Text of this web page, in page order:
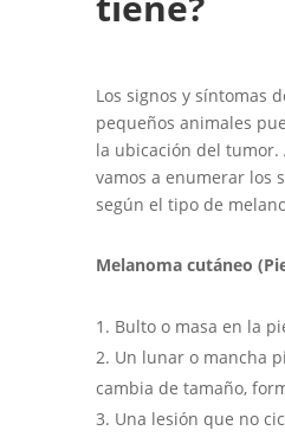
Los signos y síntomas
pequeños animales
la ubicación del tumor.
vamos a enumerar los
según el tipo de
Melanoma cutáneo
Bulto o masa en la
Un lunar o mancha
cambia de tamaño,
Una lesión que no